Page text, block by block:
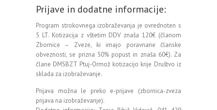
Prijave in dodatne informacije:
Program strokovnega izobraževanja je ovrednoten s
5 LT. Kotizacija z vštetim DDV znaša 120€ (članom
Zbornice – Zveze, ki imajo poravnane članske
obveznosti, se prizna 50% popust in znaša 60€). Za
člane DMSBZT Ptuj-Ormož kotizacijo krije Društvo iz
sklada za izobraževanje.
Prijava možna le preko e-prijave (zbornica-zveza
prijava na izobraževanje).